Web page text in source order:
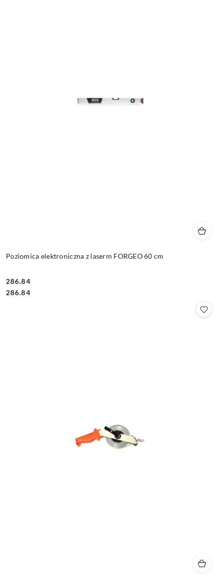
Poziomica elektroniczna z laserm FORGEO 60 cm
Cena:
286.84
Cena:
286.84